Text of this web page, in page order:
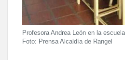
Profesora Andrea León en la
Foto: Prensa Alcaldía de Rangel